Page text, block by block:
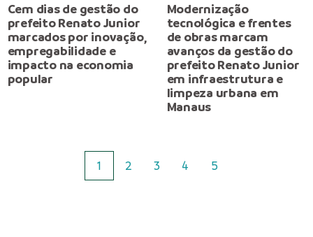
Cem dias de gestão do
prefeito Renato Junior
marcados por inovação,
empregabilidade e
impacto na economia
popular
Modernização
tecnológica e frentes
de obras marcam
avanços da gestão do
prefeito Renato Junior
em infraestrutura e
limpeza urbana em
Manaus
1 2 3 4 5